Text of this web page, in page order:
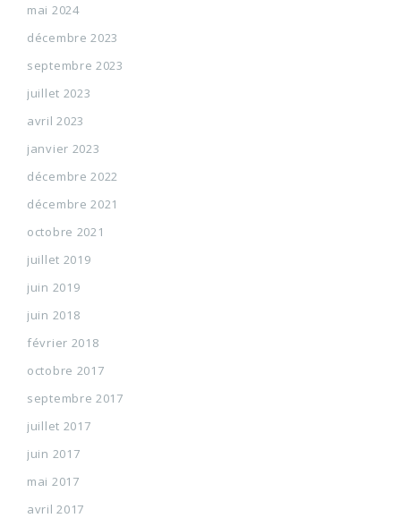
mai 2024
décembre 2023
septembre 2023
juillet 2023
avril 2023
janvier 2023
décembre 2022
décembre 2021
octobre 2021
juillet 2019
juin 2019
juin 2018
février 2018
octobre 2017
septembre 2017
juillet 2017
juin 2017
mai 2017
avril 2017